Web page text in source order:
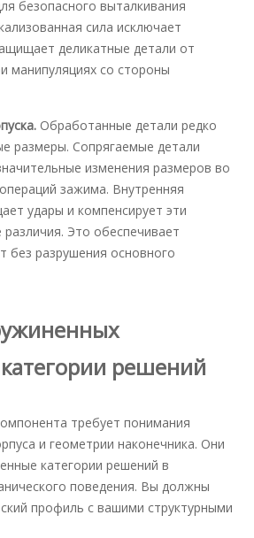
безопасного выталкивания
сила исключает
деликатные детали от
манипуляциях со стороны
Обработанные детали редко
размеры. Сопрягаемые детали
изменения размеров во
зажима. Внутренняя
удары и компенсирует эти
Это обеспечивает
без разрушения основного
решений
требует понимания
и геометрии наконечника. Они
категории решений в
поведения. Вы должны
профиль с вашими структурными